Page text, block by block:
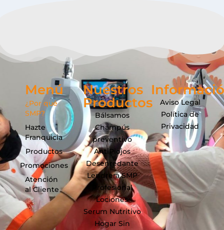
Menú
¿Por qué
SMP?
Hazte
Franquicia
Productos
Promociones
Atención
al Cliente
Nuestros
Productos
Bálsamos
Champús
preventivo
AntiPiojos
Desenredante
Lendrera SMP
Profesional
Lociones
Serum Nutritivo
Hogar Sin
Aviso Legal
Política de
Privacidad